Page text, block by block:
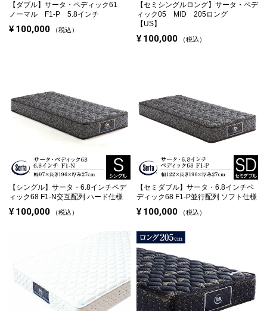
【ダブル】 サータ・ペディック61
ノーマル F1-P 5.8インチ
¥ 100,000 税込
【セミシングルロング】 サータ・ペデ
ィック05 MID 205ロング
【US】
¥ 100,000 税込
【シングル】 サータ・6.8インチペデ
ィック68 F1-N交互配列 ハード仕様
¥ 100,000 税込
【セミダブル】 サータ・6.8インチペ
ディック68 F1-P並行配列 ソフト仕様
¥ 100,000 税込